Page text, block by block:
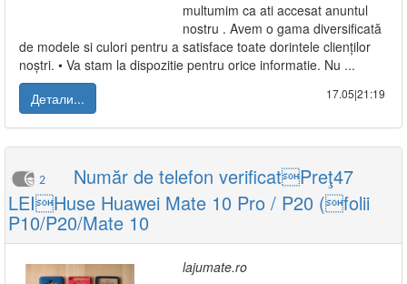
multumim ca ati accesat anuntul
nostru . Avem o gama diversificată
de modele si culori pentru a satisface toate dorintele clienților
noștri. • Va stam la dispozitie pentru orice informatie. Nu ...
Детали...
17.05|21:19
2
Număr de telefon verificatPreţ47
LEIHuse Huawei Mate 10 Pro / P20 (folii
P10/P20/Mate 10
lajumate.ro